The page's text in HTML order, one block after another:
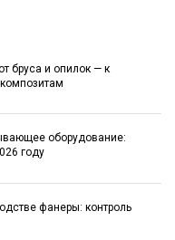
бруса и опилок — к
оборудование:
году
фанеры: контроль